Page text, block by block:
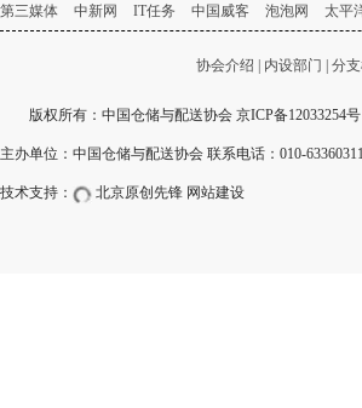
第三媒体 中新网 IT任务 中国威客 泡泡网 太平
协会介绍 内设部门 分
版权所有：中国仓储与配送协会 京ICP备12033254号
主办单位：中国仓储与配送协会 联系电话：010-
技术支持： 北京原创先锋 网站建设